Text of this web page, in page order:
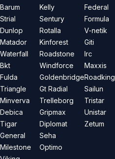
Barum
Strial
Dunlop
Matador
Waterfall
Bkt
Fulda
Triangle
Minverva
Debica
Tigar
General
Milestone
Kelly
Sentury
Rotalla
Kinforest
Roadstone
Windforce
Goldenbridge
Gt Radial
Trelleborg
Gripmax
Diplomat
Seha
Optimo
Federal
Formula
V-netik
Giti
Irc
Maxxis
Roadking
Sailun
Tristar
Unistar
Zetum